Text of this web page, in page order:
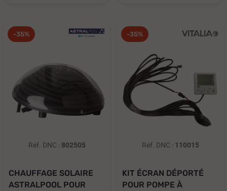
-35%
Réf. DNC : 802505
CHAUFFAGE SOLAIRE
ASTRALPOOL POUR
-35%
Réf. DNC : 110015
KIT ÉCRAN DÉPORTÉ
POUR POMPE À